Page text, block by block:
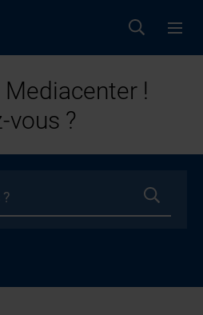
Mediacenter !
vous ?